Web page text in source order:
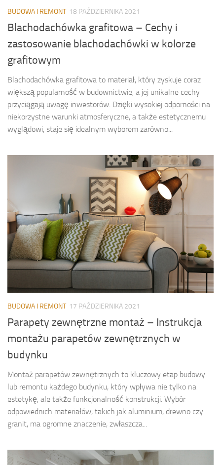
BUDOWA I REMONT 18 PAŹDZIERNIKA 2021
Blachodachówka grafitowa – Cechy i
zastosowanie blachodachówki w kolorze
grafitowym
Blachodachówka grafitowa to materiał, który zyskuje coraz
większą popularność w budownictwie, a jej unikalne cechy
przyciągają uwagę inwestorów. Dzięki wysokiej odporności na
niekorzystne warunki atmosferyczne, a także estetycznemu
wyglądowi, staje się idealnym wyborem zarówno...
BUDOWA I REMONT 17 PAŹDZIERNIKA 2021
Parapety zewnętrzne montaż – Instrukcja
montażu parapetów zewnętrznych w
budynku
Montaż parapetów zewnętrznych to kluczowy etap budowy
lub remontu każdego budynku, który wpływa nie tylko na
estetykę, ale także funkcjonalność konstrukcji. Wybór
odpowiednich materiałów, takich jak aluminium, drewno czy
granit, ma ogromne znaczenie, zwłaszcza...